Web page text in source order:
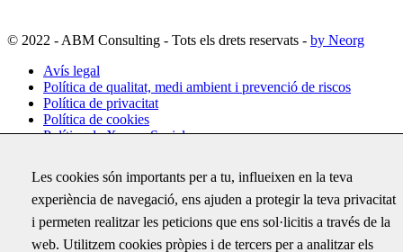
© 2022 - ABM Consulting - Tots els drets reservats - by Neorg
Avís legal
Política de qualitat, medi ambient i prevenció de riscos
Política de privacitat
Política de cookies
Política de Xarxes Socials
Subscriu-te
Rep per correu electrònic totes les novetats d'ABM i coneix els
darrers projectes on hem treballat
Les cookies són importants per a tu, influeixen en la teva
experiència de navegació, ens ajuden a protegir la teva privacitat
i permeten realitzar les peticions que ens sol·licitis a través de la
web. Utilitzem cookies pròpies i de tercers per a analitzar els